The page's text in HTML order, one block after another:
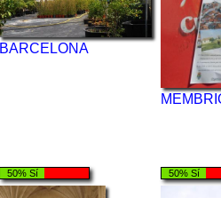
BARCELONA
50% Sí 50% Sí